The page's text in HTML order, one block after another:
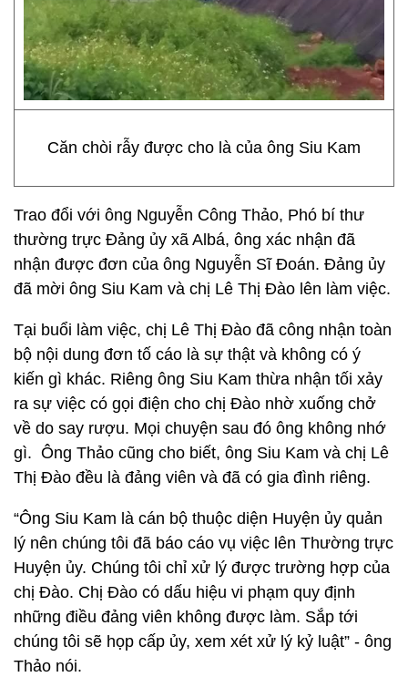
Căn chòi rẫy được cho là của ông Siu Kam
Trao đổi với ông Nguyễn Công Thảo, Phó bí thư
thường trực Đảng ủy xã Albá, ông xác nhận đã
nhận được đơn của ông Nguyễn Sĩ Đoán. Đảng ủy
đã mời ông Siu Kam và chị Lê Thị Đào lên làm việc.
Tại buổi làm việc, chị Lê Thị Đào đã công nhận toàn
bộ nội dung đơn tố cáo là sự thật và không có ý
kiến gì khác. Riêng ông Siu Kam thừa nhận tối xảy
ra sự việc có gọi điện cho chị Đào nhờ xuống chở
về do say rượu. Mọi chuyện sau đó ông không nhớ
gì. Ông Thảo cũng cho biết, ông Siu Kam và chị Lê
Thị Đào đều là đảng viên và đã có gia đình riêng.
“Ông Siu Kam là cán bộ thuộc diện Huyện ủy quản
lý nên chúng tôi đã báo cáo vụ việc lên Thường trực
Huyện ủy. Chúng tôi chỉ xử lý được trường hợp của
chị Đào. Chị Đào có dấu hiệu vi phạm quy định
những điều đảng viên không được làm. Sắp tới
chúng tôi sẽ họp cấp ủy, xem xét xử lý kỷ luật” - ông
Thảo nói.